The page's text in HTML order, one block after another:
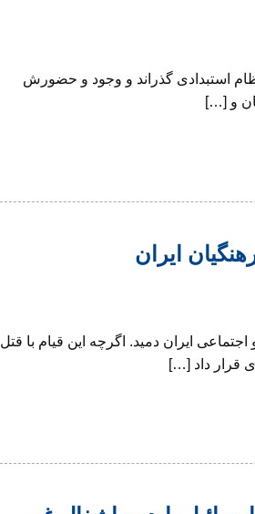
استبدادی گذراند و وجود و حضورش
و […]
ایران
ایران دمید. اگرچه این قیام با قتل
قرار داد […]